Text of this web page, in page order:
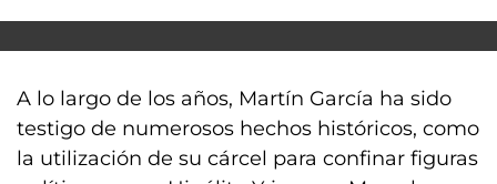
A lo largo de los años, Martín García ha sido
testigo de numerosos hechos históricos, como
la utilización de su cárcel para confinar figuras